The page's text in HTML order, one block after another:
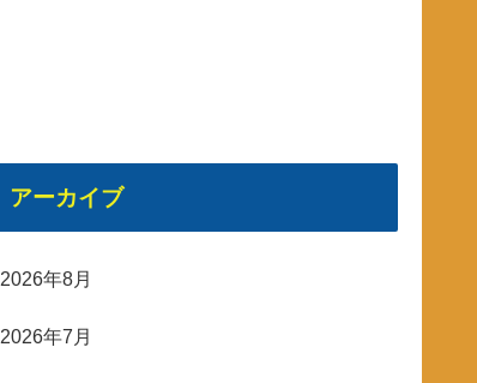
アーカイブ
2026年8月
2026年7月